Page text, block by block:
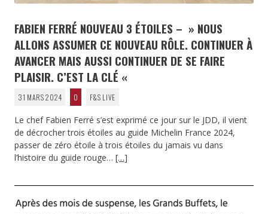
FABIEN FERRÉ NOUVEAU 3 ÉTOILES – » NOUS
ALLONS ASSUMER CE NOUVEAU RÔLE. CONTINUER À
AVANCER MAIS AUSSI CONTINUER DE SE FAIRE
PLAISIR. C’EST LA CLÉ «
31 MARS 2024 0 F&S LIVE
Le chef Fabien Ferré s’est exprimé ce jour sur le JDD, il vient
de décrocher trois étoiles au guide Michelin France 2024,
passer de zéro étoile à trois étoiles du jamais vu dans
l’histoire du guide rouge… […]